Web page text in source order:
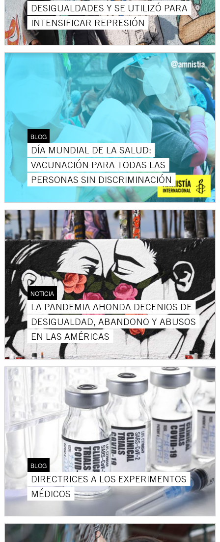
DESIGUALDADES Y SE UTILIZÓ PARA
INTENSIFICAR REPRESIÓN
BLOG
DÍA MUNDIAL DE LA SALUD:
VACUNACIÓN PARA TODAS LAS
PERSONAS SIN DISCRIMINACIÓN
NOTICIA
LA PANDEMIA AHONDA DECENIOS DE
DESIGUALDAD, ABANDONO Y ABUSOS
EN LAS AMÉRICAS
BLOG
DIRECTRICES A LOS EXPERIMENTOS
MÉDICOS